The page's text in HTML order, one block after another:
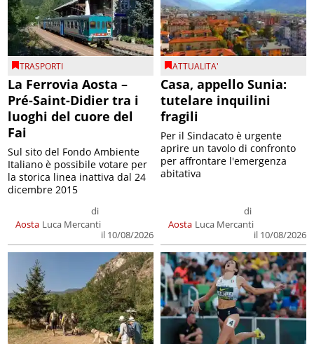
TRASPORTI
La Ferrovia Aosta –
Pré-Saint-Didier tra i
luoghi del cuore del
Fai
Aosta
di
Luca Mercanti
il 10/08/2026
Sul sito del Fondo Ambiente
Italiano è possibile votare per
la storica linea inattiva dal 24
dicembre 2015
ATTUALITA'
Casa, appello Sunia:
tutelare inquilini
fragili
Aosta
di
Luca Mercanti
il 10/08/2026
Per il Sindacato è urgente
aprire un tavolo di confronto
per affrontare l'emergenza
abitativa